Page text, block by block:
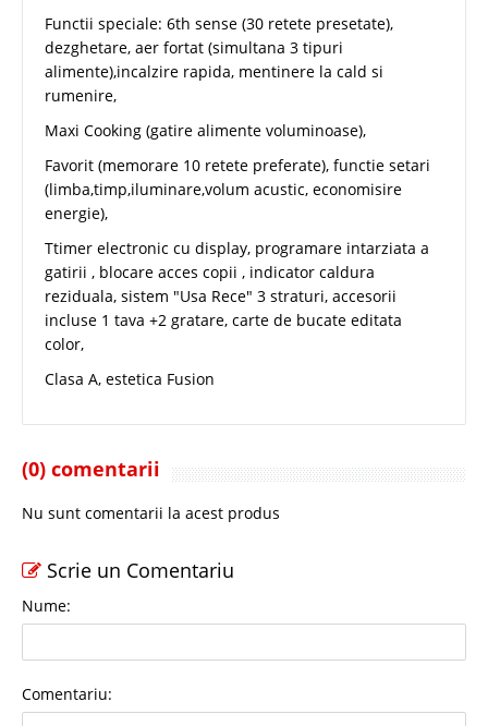
Functii speciale: 6th sense (30 retete presetate),
dezghetare, aer fortat (simultana 3 tipuri
alimente),incalzire rapida, mentinere la cald si
rumenire,
Maxi Cooking (gatire alimente voluminoase),
Favorit (memorare 10 retete preferate), functie setari
(limba,timp,iluminare,volum acustic, economisire
energie),
Ttimer electronic cu display, programare intarziata a
gatirii , blocare acces copii , indicator caldura
reziduala, sistem "Usa Rece" 3 straturi, accesorii
incluse 1 tava +2 gratare, carte de bucate editata
color,
Clasa A, estetica Fusion
(0) comentarii
Nu sunt comentarii la acest produs
Scrie un Comentariu
Nume:
Comentariu: